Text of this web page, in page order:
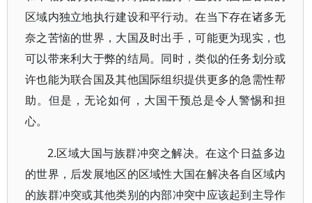
区域内独立地执行建设和平行动。在当下存在诸多无
奈之苦恼的世界，大国及时出手，可能更为现实，也
可以带来利大于弊的结局。同时，类似的任务划分或
许也能为联合国及其他国际组织提供更多的急需性帮
助。但是，无论如何，大国干预总是令人警惕和担
心。
2.区域大国与族群冲突之解决。在这个日益多边
的世界，后发展地区的区域性大国在解决各自区域内
的族群冲突或其他类别的内部冲突中应该起到主导作